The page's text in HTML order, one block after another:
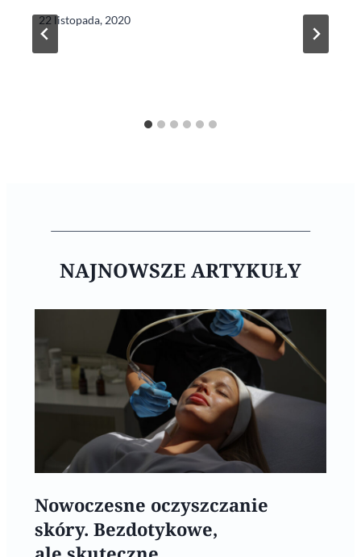
22 listopada, 2020
NAJNOWSZE ARTYKUŁY
Nowoczesne oczyszczanie
skóry. Bezdotykowe,